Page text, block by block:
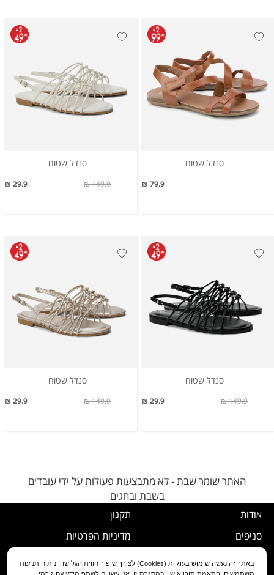
סנדל שטוח
79.9 ₪
סנדל שטוח
29.9 ₪ 149.9 ₪
סנדל שטוח
29.9 ₪ 149.9 ₪
סנדל שטוח
29.9 ₪ 149.9 ₪
האתר שומר שבת - לא מתבצעות פעולות על ידי עובדים
בשבת ובחגים
אודות
סניפים
תקנון
מדיניות הפרטיות
נוהל ביטול עסקה
באתר זה נעשה שימוש בעוגיות (Cookies) לצורך שיפור חווית הגלישה, ניתוח תנועות